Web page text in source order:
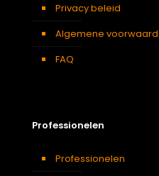
Privacy beleid
Algemene
FAQ
Professionelen
Professionelen